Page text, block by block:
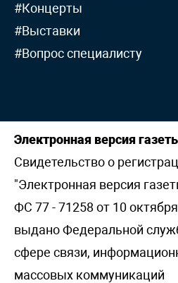
#Концерты
#Выставки
#Вопрос специалисту
Электронная версия
Свидетельство о
"Электронная версия
ФС 77 - 71258 от 10
выдано Федеральной
сфере связи,
массовых коммуникаций